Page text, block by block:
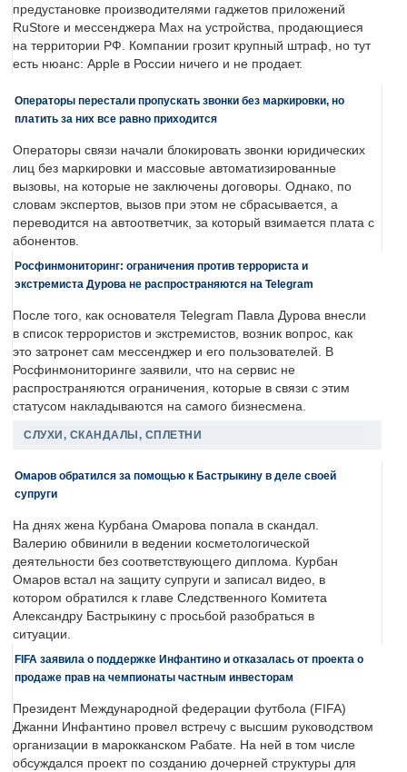
предустановке производителями гаджетов приложений
RuStore и мессенджера Max на устройства, продающиеся
на территории РФ. Компании грозит крупный штраф, но тут
есть нюанс: Apple в России ничего и не продает.
Операторы перестали пропускать звонки без маркировки, но
платить за них все равно приходится
Операторы связи начали блокировать звонки юридических
лиц без маркировки и массовые автоматизированные
вызовы, на которые не заключены договоры. Однако, по
словам экспертов, вызов при этом не сбрасывается, а
переводится на автоответчик, за который взимается плата с
абонентов.
Росфинмониторинг: ограничения против террориста и
экстремиста Дурова не распространяются на Telegram
После того, как основателя Telegram Павла Дурова внесли
в список террористов и экстремистов, возник вопрос, как
это затронет сам мессенджер и его пользователей. В
Росфинмониторинге заявили, что на сервис не
распространяются ограничения, которые в связи с этим
статусом накладываются на самого бизнесмена.
СЛУХИ, СКАНДАЛЫ, СПЛЕТНИ
Омаров обратился за помощью к Бастрыкину в деле своей
супруги
На днях жена Курбана Омарова попала в скандал.
Валерию обвинили в ведении косметологической
деятельности без соответствующего диплома. Курбан
Омаров встал на защиту супруги и записал видео, в
котором обратился к главе Следственного Комитета
Александру Бастрыкину с просьбой разобраться в
ситуации.
FIFA заявила о поддержке Инфантино и отказалась от проекта о
продаже прав на чемпионаты частным инвесторам
Президент Международной федерации футбола (FIFA)
Джанни Инфантино провел встречу с высшим руководством
организации в марокканском Рабате. На ней в том числе
обсуждался проект по созданию дочерней структуры для